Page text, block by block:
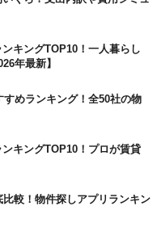
キングTOP10！一人暮らし
年最新】
すめランキング！全50社の物
キングTOP10！プロが賃貸
較！物件探しアプリランキン